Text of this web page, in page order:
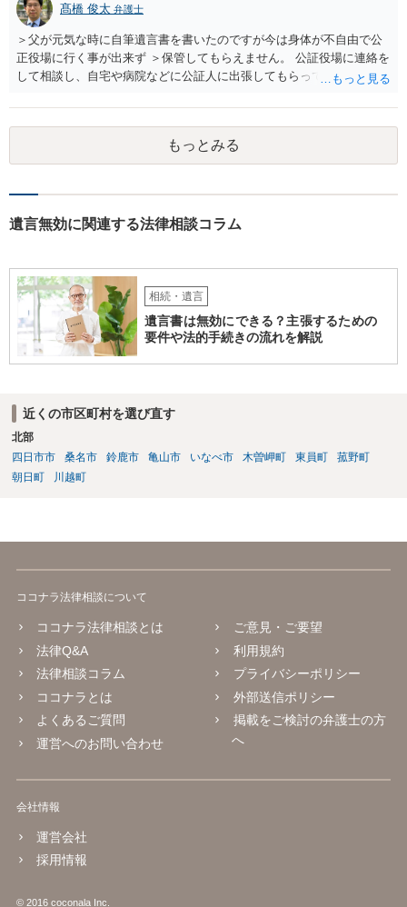
髙橋 俊太 弁護士
＞父が元気な時に自筆遺言書を書いたのですが今は身体が不自由で公
正役場に行く事が出来ず ＞保管してもらえません。 公証役場に連絡を
して相談し、自宅や病院などに公証人に出張してもらって公正証書を
うことも可能です。 ＞不動産名義を父から母に名義変更しておいた方
がいいのではと考えていますがどう思いますか？ 詳細が不明であり何
とも言えないのですが、遺言内容との関わりもあると思いますので、
弁護士に事情等を説明して個別に相談した方がよいように思います。
もっとみる
遺言無効に関連する法律相談コラム
相続・遺言
遺言書は無効にできる？主張するための
要件や法的手続きの流れを解説
近くの市区町村を選び直す
北部
四日市市
桑名市 鈴鹿市 亀山市 いなべ市 木曽岬町 東員町
菰野町
朝日町
川越町
ココナラ法律相談について
ココナラ法律相談とは
法律Q&A
法律相談コラム
ココナラとは
よくあるご質問
運営へのお問い合わせ
ご意見・ご要望
利用規約
プライバシーポリシー
外部送信ポリシー
掲載をご検討の弁護士の方
へ
会社情報
運営会社
採用情報
© 2016 coconala Inc.